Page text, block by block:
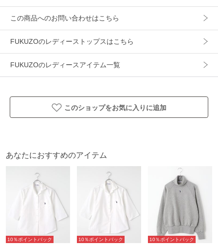
この商品へのお問い合わせはこちら
FUKUZOのレディーストップスはこちら
FUKUZOのレディースアイテム一覧
このショップをお気に入りに追加
あなたにおすすめのアイテム
10％ポイントバック 10％ポイントバック 10％ポイントバック